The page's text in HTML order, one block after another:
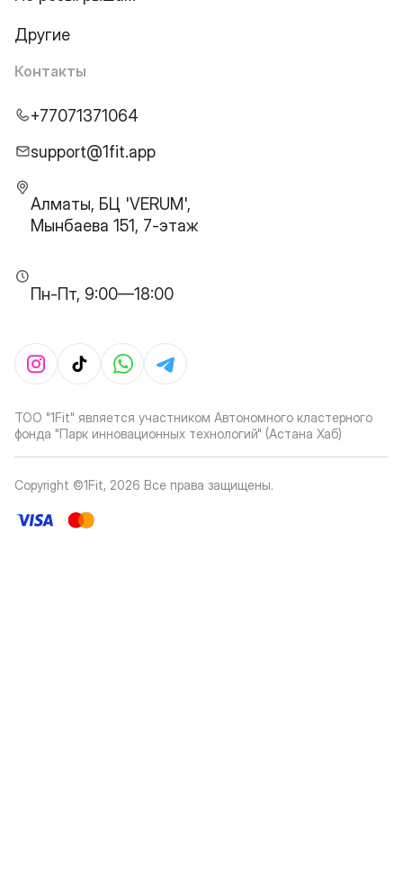
Другие
Контакты
+77071371064
support@1fit.app
Алматы, БЦ 'VERUM',
Мынбаева 151, 7-этаж
Пн-Пт, 9:00—18:00
ТОО "1Fit" является участником Автономного кластерного
фонда "Парк инновационных технологий" (Астана Хаб)
Copyright ©1Fit, 2026 Все права защищены.